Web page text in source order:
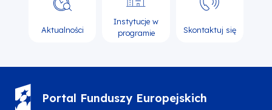
Aktualności
Instytucje w
programie
Skontaktuj się
Portal Funduszy Europejskich